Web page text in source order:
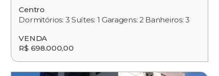
Centro
Dormitórios: 3 Suítes: 1 Garagens: 2 Banheiros: 3
VENDA
R$ 698.000,00